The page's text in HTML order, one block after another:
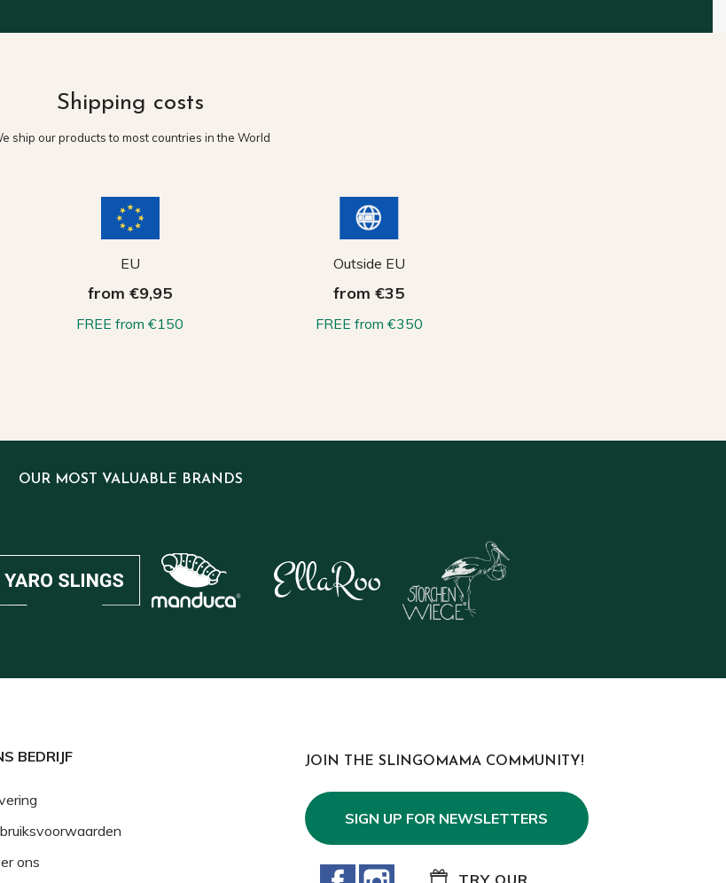
Shipping costs
ship our products to most countries in the World
EU
from €9,95
FREE from €150
Outside EU
from €35
FREE from €350
OUR MOST VALUABLE BRANDS
BEDRIJF
ons
JOIN THE SLINGOMAMA COMMUNITY!
SIGN UP FOR NEWSLETTERS
FacebookInstagram TRY OUR